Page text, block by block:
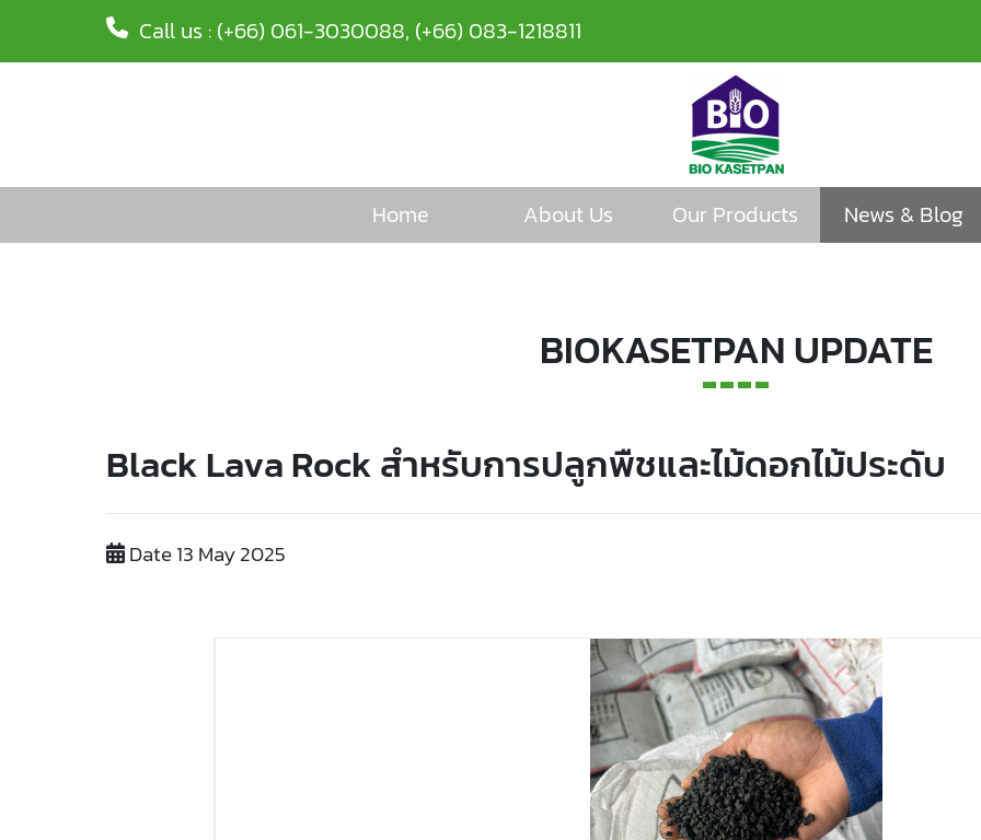
Call us : (+66) 061-3030088, (+66) 083-1218811
Home About Us Our Products News & Blog
BIOKASETPAN UPDATE
Black Lava Rock สำหรับการปลูกพืชและไม้ดอกไม้ประดับ
Date 13 May 2025